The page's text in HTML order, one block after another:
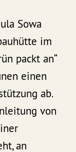
Sowa
im
packt an“
einen
ab.
von
an